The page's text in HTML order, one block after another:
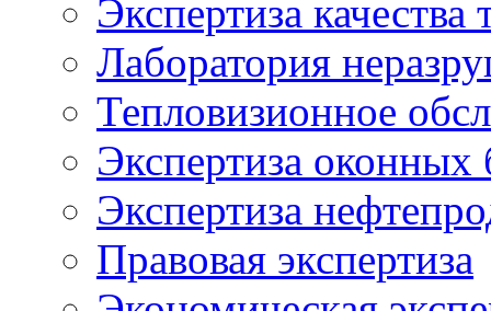
Экспертиза качества
Лаборатория
Тепловизионное
Экспертиза оконных
Экспертиза
Правовая экспертиза